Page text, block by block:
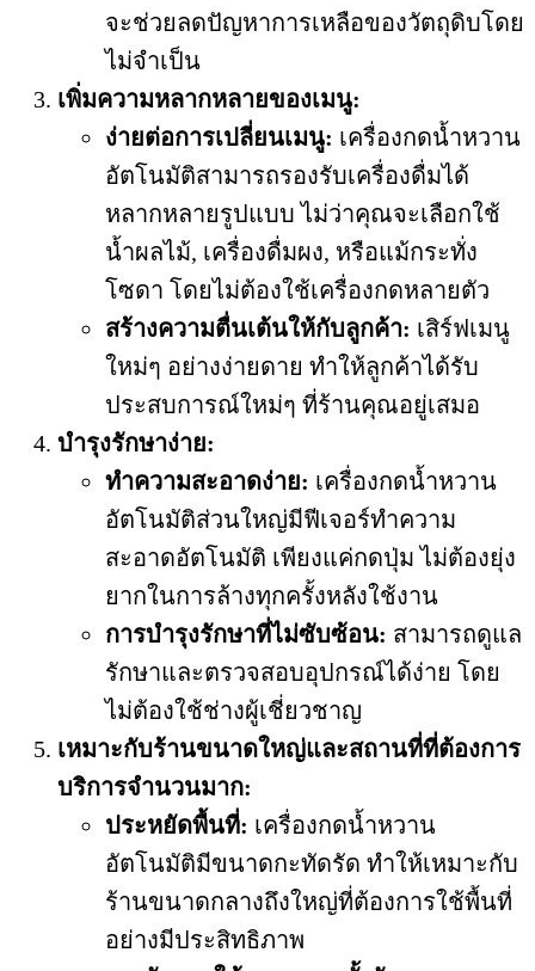
จะช่วยลดปัญหาการเหลือของวัตถุดิบโดย
ไม่จำเป็น
เพิ่มความหลากหลายของเมนู:
ง่ายต่อการเปลี่ยนเมนู: เครื่องกดน้ำหวาน
อัตโนมัติสามารถรองรับเครื่องดื่มได้
หลากหลายรูปแบบ ไม่ว่าคุณจะเลือกใช้
น้ำผลไม้, เครื่องดื่มผง, หรือแม้กระทั่ง
โซดา โดยไม่ต้องใช้เครื่องกดหลายตัว
สร้างความตื่นเต้นให้กับลูกค้า: เสิร์ฟเมนู
ใหม่ๆ อย่างง่ายดาย ทำให้ลูกค้าได้รับ
ประสบการณ์ใหม่ๆ ที่ร้านคุณอยู่เสมอ
บำรุงรักษาง่าย:
ทำความสะอาดง่าย: เครื่องกดน้ำหวาน
อัตโนมัติส่วนใหญ่มีฟีเจอร์ทำความ
สะอาดอัตโนมัติ เพียงแค่กดปุ่ม ไม่ต้องยุ่ง
ยากในการล้างทุกครั้งหลังใช้งาน
การบำรุงรักษาที่ไม่ซับซ้อน: สามารถดูแล
รักษาและตรวจสอบอุปกรณ์ได้ง่าย โดย
ไม่ต้องใช้ช่างผู้เชี่ยวชาญ
เหมาะกับร้านขนาดใหญ่และสถานที่ที่ต้องการ
บริการจำนวนมาก:
ประหยัดพื้นที่: เครื่องกดน้ำหวาน
อัตโนมัติมีขนาดกะทัดรัด ทำให้เหมาะกับ
ร้านขนาดกลางถึงใหญ่ที่ต้องการใช้พื้นที่
อย่างมีประสิทธิภาพ